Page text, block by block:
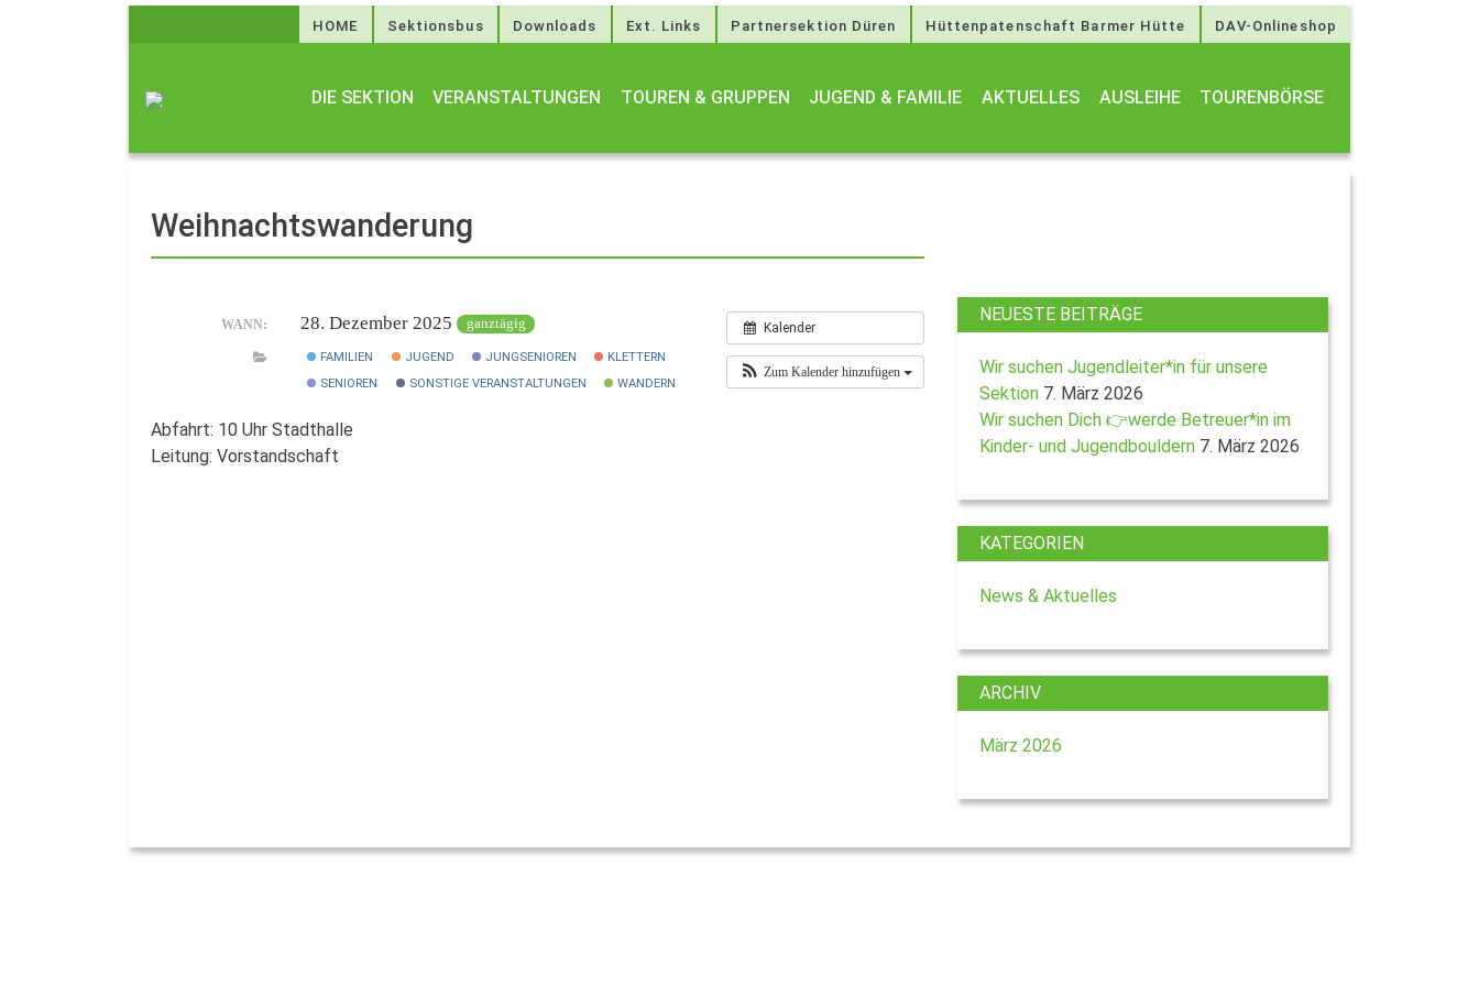
HOME Sektionsbus Downloads Ext. Links Partnersektion Düren Hüttenpatenschaft Barmer Hütte DAV-Onlineshop
DIE SEKTION VERANSTALTUNGEN TOUREN & GRUPPEN JUGEND & FAMILIE AKTUELLES AUSLEIHE TOURENBÖRSE
Weihnachtswanderung
Kalender
Zum Kalender hinzufügen
WANN: 28. Dezember 2025 ganztägig
FAMILIEN JUGEND JUNGSENIOREN
KLETTERN
SENIOREN
SONSTIGE VERANSTALTUNGEN WANDERN
Abfahrt: 10 Uhr Stadthalle
Leitung: Vorstandschaft
NEUESTE BEITRÄGE
Wir suchen Jugendleiter*in für unsere
Sektion 7. März 2026
Wir suchen Dich 👉werde Betreuer*in im
Kinder- und Jugendbouldern 7. März 2026
KATEGORIEN
News & Aktuelles
ARCHIV
März 2026